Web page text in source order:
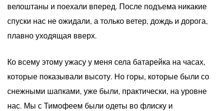
велоштаны и поехали вперед. После подъема никакие
спуски нас не ожидали, а только ветер, дождь и дорога,
плавно уходящая вверх.
Ко всему этому ужасу у меня села батарейка на часах,
которые показывали высоту. Но горы, которые были со
снежными шапками, уже были, практически, на уровне
нас. Мы с Тимофеем были одеты во флиску и